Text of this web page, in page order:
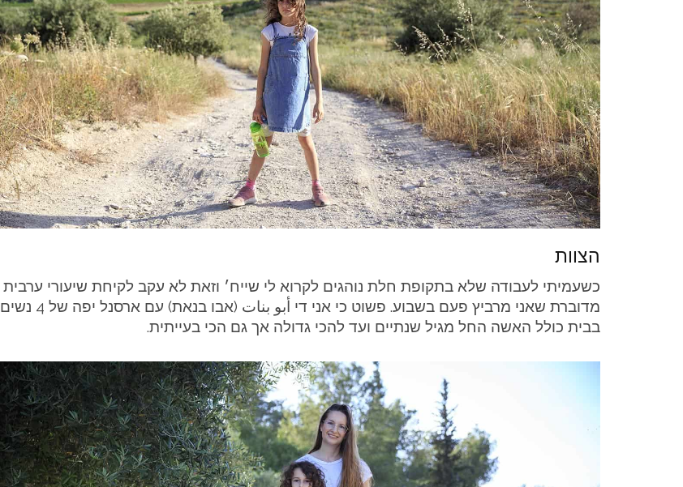
הצוות
כשעמיתי לעבודה שלא בתקופת חלת נוהגים לקרוא לי שייח׳ וזאת לא עקב לקיחת שיעורי ערבית
מדוברת שאני מרביץ פעם בשבוע. פשוט כי אני די ‏أبو بنات (אבו בנאת) עם ארסנל יפה של 4 נשים
בבית כולל האשה החל מגיל שנתיים ועד להכי גדולה אך גם הכי בעייתית.